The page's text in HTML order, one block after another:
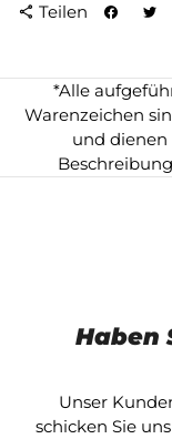
share Teilen
*Alle
Warenzeichen
und
Haben
Unser
schicken Sie